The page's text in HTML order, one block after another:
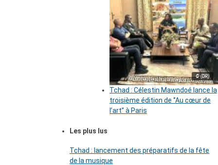
© (DR)
Tchad : Célestin Mawndoé lance la
troisième édition de ‘’Au cœur de
l’art’’ à Paris
Les plus lus
Tchad : lancement des préparatifs de la fête
de la musique